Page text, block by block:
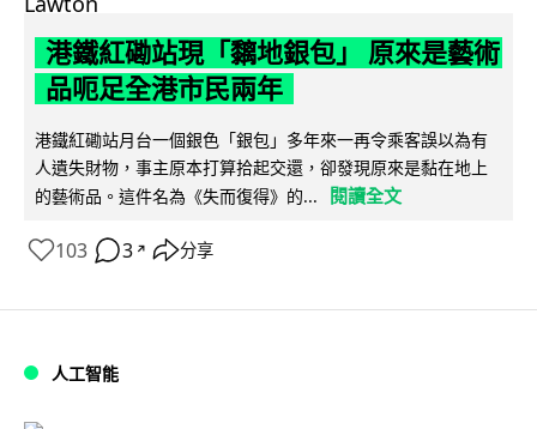
港鐵紅磡站現「黐地銀包」 原來是藝術
品呃足全港市民兩年
港鐵紅磡站月台一個銀色「銀包」多年來一再令乘客誤以為有
人遺失財物，事主原本打算拾起交還，卻發現原來是黏在地上
的藝術品。這件名為《失而復得》的...
閱讀全文
103 3 ↗ 分享
人工智能